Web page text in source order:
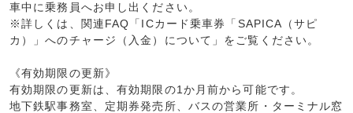
車中に乗務員へお申し出ください。
※詳しくは、関連FAQ「ICカード乗車券「SAPICA（サピ
カ）」へのチャージ（入金）について」をご覧ください。
《有効期限の更新》
有効期限の更新は、有効期限の1か月前から可能です。
地下鉄駅事務室、定期券発売所、バスの営業所・ターミナル窓